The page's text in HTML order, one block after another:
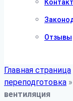
Отзывы
Главная страница
переподготовка »
вентиляция